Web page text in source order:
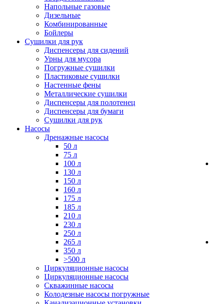
Напольные газовые
Дизельные
Комбинированные
Бойлеры
Сушилки для рук
Диспенсеры для сидений
Урны для мусора
Погружные сушилки
Пластиковые сушилки
Настенные фены
Металлические сушилки
Диспенсеры для полотенец
Диспенсеры для бумаги
Сушилки для рук
Насосы
Дренажные насосы
50 л
75 л
100 л
130 л
150 л
160 л
175 л
185 л
210 л
230 л
250 л
265 л
350 л
>500 л
Циркуляционные насосы
Циркуляционные насосы
Скважинные насосы
Колодезные насосы погружные